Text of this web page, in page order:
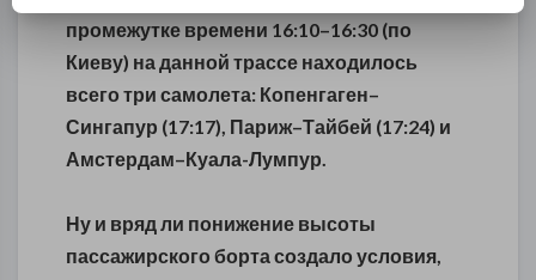
промежутке времени 16:10–16:30 (по
Киеву) на данной трассе находилось
всего три самолета: Копенгаген–
Сингапур (17:17), Париж–Тайбей (17:24) и
Амстердам–Куала-Лумпур.
Ну и вряд ли понижение высоты
пассажирского борта создало условия,